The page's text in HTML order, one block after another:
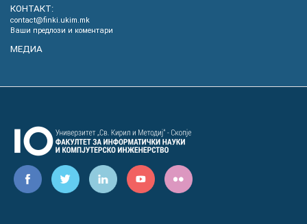
КОНТАКТ:
contact@finki.ukim.mk
Ваши предлози и коментари
МЕДИА